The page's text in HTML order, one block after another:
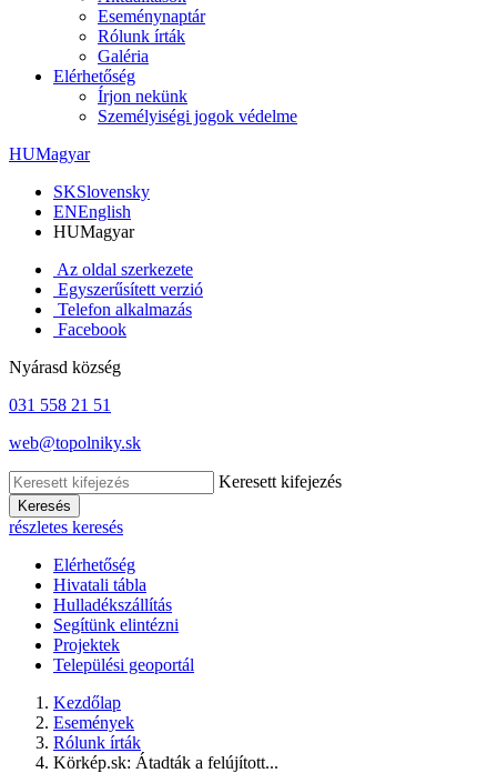
Eseménynaptár
Rólunk írták
Galéria
Elérhetőség
Írjon nekünk
Személyiségi jogok védelme
HUMagyar
SKSlovensky
ENEnglish
HUMagyar
Az oldal szerkezete
Egyszerűsített verzió
Telefon alkalmazás
Facebook
Nyárasd község
031 558 21 51
web@topolniky.sk
Keresett kifejezés
Keresés
részletes keresés
Elérhetőség
Hivatali tábla
Hulladékszállítás
Segítünk elintézni
Projektek
Települési geoportál
Kezdőlap
Események
Rólunk írták
Körkép.sk: Átadták a felújított...